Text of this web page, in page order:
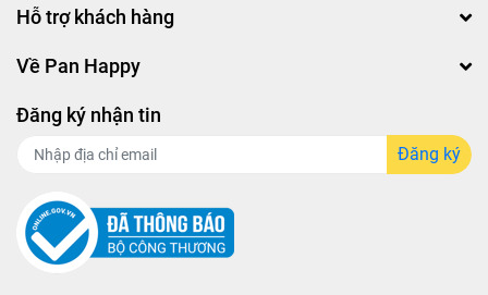
Hỗ trợ khách hàng
Về Pan Happy
Đăng ký nhận tin
Đăng ký